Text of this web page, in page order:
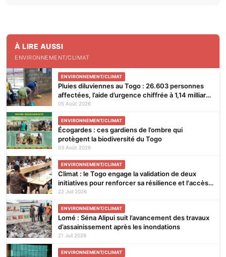
À LIRE AUSSI
ENVIRONNEMENT/CLIMAT
ENVIRONNEMENT/CLIMAT
Pluies diluviennes au Togo : 26.603 personnes
affectées, l’aide d’urgence chiffrée à 1,14 milliard
FCFA
05 Août 2026
ENVIRONNEMENT/CLIMAT
Écogardes : ces gardiens de l’ombre qui
protègent la biodiversité du Togo
03 Août 2026
ENVIRONNEMENT/CLIMAT
Climat : le Togo engage la validation de deux
initiatives pour renforcer sa résilience et l'accès
aux financements verts
22 Juil 2026
ENVIRONNEMENT/CLIMAT
Lomé : Séna Alipui suit l’avancement des travaux
d’assainissement après les inondations
21 Juil 2026
ENVIRONNEMENT/CLIMAT